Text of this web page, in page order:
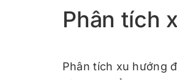
Phân tích
Phân tích xu hướng